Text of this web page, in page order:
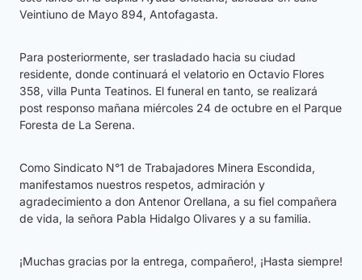
Veintiuno de Mayo 894, Antofagasta.
Para posteriormente, ser trasladado hacia su ciudad
residente, donde continuará el velatorio en Octavio Flores
358, villa Punta Teatinos. El funeral en tanto, se realizará
post responso mañana miércoles 24 de octubre en el Parque
Foresta de La Serena.
Como Sindicato N°1 de Trabajadores Minera Escondida,
manifestamos nuestros respetos, admiración y
agradecimiento a don Antenor Orellana, a su fiel compañera
de vida, la señora Pabla Hidalgo Olivares y a su familia.
¡Muchas gracias por la entrega, compañero!, ¡Hasta siempre!